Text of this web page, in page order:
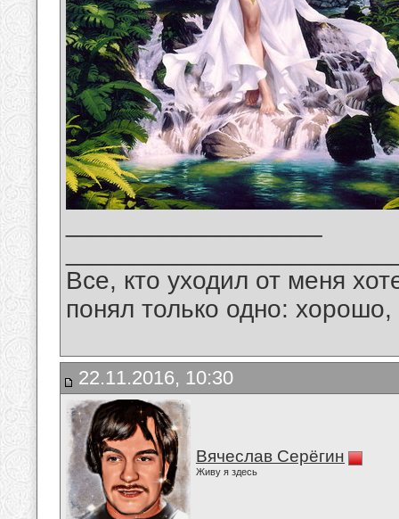
Все, кто уходил от меня
понял только одно:
22.11.2016, 10:30
Вячеслав Серёгин
Живу я здесь